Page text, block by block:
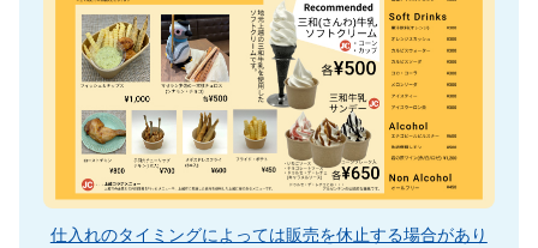
仕入れのタイミングによっては販売を休止する場合があり